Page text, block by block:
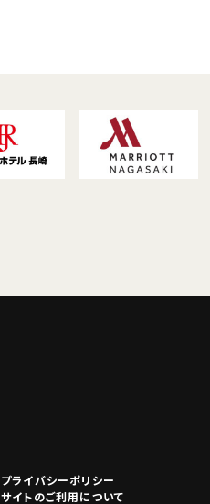
プライバシーポリシー
サイトのご利用について